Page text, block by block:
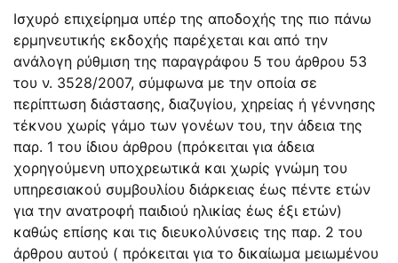
Ισχυρό επιχείρημα υπέρ της αποδοχής της πιο πάνω
ερμηνευτικής εκδοχής παρέχεται και από την
ανάλογη ρύθμιση της παραγράφου 5 του άρθρου 53
του ν. 3528/2007, σύμφωνα με την οποία σε
περίπτωση διάστασης, διαζυγίου, χηρείας ή γέννησης
τέκνου χωρίς γάμο των γονέων του, την άδεια της
παρ. 1 του ίδιου άρθρου (πρόκειται για άδεια
χορηγούμενη υποχρεωτικά και χωρίς γνώμη του
υπηρεσιακού συμβουλίου διάρκειας έως πέντε ετών
για την ανατροφή παιδιού ηλικίας έως έξι ετών)
καθώς επίσης και τις διευκολύνσεις της παρ. 2 του
άρθρου αυτού ( πρόκειται για το δικαίωμα μειωμένου